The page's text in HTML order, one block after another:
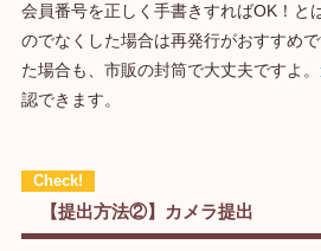
会員番号を正しく手書きすればOK！と
のでなくした場合は再発行がおすすめ
た場合も、市販の封筒で大丈夫ですよ。
認できます。
【提出方法②】カメラ提出